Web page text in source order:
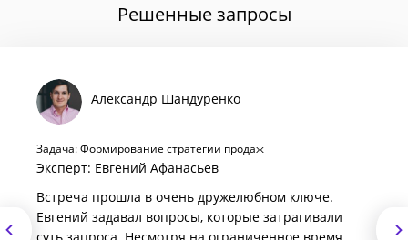
Решенные запросы
Александр Шандуренко
Задача: Формирование стратегии продаж
Эксперт: Евгений Афанасьев
Встреча прошла в очень дружелюбном ключе.
Евгений задавал вопросы, которые затрагивали
суть запроса. Несмотря на ограниченное время,